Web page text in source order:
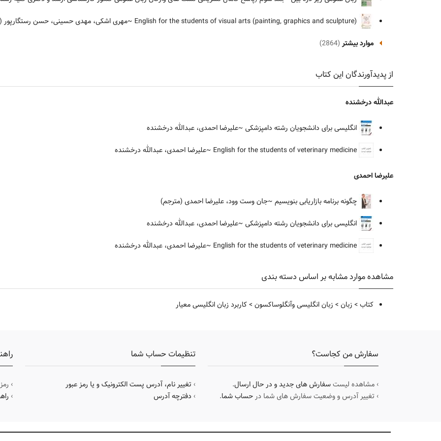
~مهری اشکی، مهدی حسینی، حسن رستگارپور
موارد بیشتر (2864)
از پدیدآورندگان این کتاب
عبدالله درخشنده
انگلیسی برای دانشجویان رشته دامپزشکی ~علیرضا احمدی، عبدالله درخشنده
~علیرضا احمدی، عبدالله درخشنده
علیرضا احمدی
چگونه برنامه بازاریابی بنویسیم ~جان وست وود، علیرضا احمدی (مترجم)
انگلیسی برای دانشجویان رشته دامپزشکی ~علیرضا احمدی، عبدالله درخشنده
~علیرضا احمدی، عبدالله درخشنده
مشاهده موارد مشابه بر اساس دسته بندی
کتاب > زبان > زبان انگلیسی وآنگلوساکسون >کاربرد زبان انگلیسی معیار
سفارش من کجاست؟
› مشاهده لیستسفارش های جدید و در حال ارسال.
› تغییر آدرس و وضعیت سفارش های شما درحساب شما.
تنظیمات حساب شما
› تغییر نام، آدرس پست الکترونیک و یا رمز عبور
› دفترچه آدرس
›
›